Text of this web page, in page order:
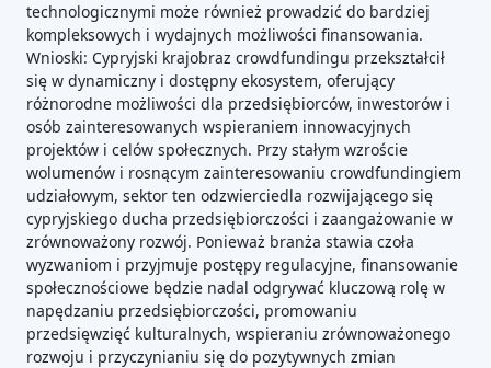
technologicznymi może również prowadzić do bardziej
kompleksowych i wydajnych możliwości finansowania.
Wnioski: Cypryjski krajobraz crowdfundingu przekształcił
się w dynamiczny i dostępny ekosystem, oferujący
różnorodne możliwości dla przedsiębiorców, inwestorów i
osób zainteresowanych wspieraniem innowacyjnych
projektów i celów społecznych. Przy stałym wzroście
wolumenów i rosnącym zainteresowaniu crowdfundingiem
udziałowym, sektor ten odzwierciedla rozwijającego się
cypryjskiego ducha przedsiębiorczości i zaangażowanie w
zrównoważony rozwój. Ponieważ branża stawia czoła
wyzwaniom i przyjmuje postępy regulacyjne, finansowanie
społecznościowe będzie nadal odgrywać kluczową rolę w
napędzaniu przedsiębiorczości, promowaniu
przedsięwzięć kulturalnych, wspieraniu zrównoważonego
rozwoju i przyczynianiu się do pozytywnych zmian